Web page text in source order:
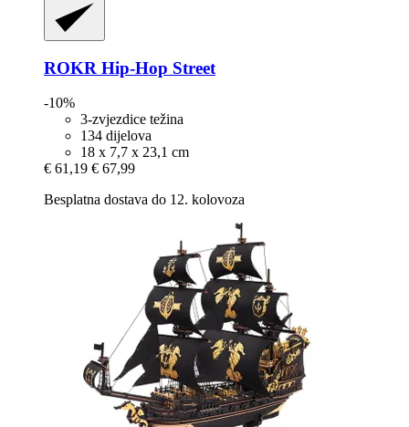
ROKR Hip-​Hop Street
-10%
3-zvjezdice težina
134 dijelova
18 x 7,7 x 23,1 cm
€ 61,19 € 67,99
Besplatna dostava do 12. kolovoza